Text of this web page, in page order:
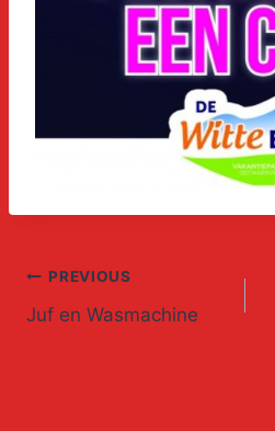
Post
navigation
PREVIOUS
Juf en Wasmachine